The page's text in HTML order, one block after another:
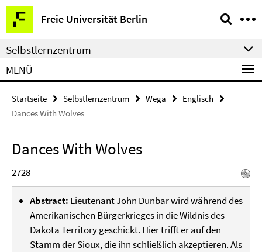
Springe
direkt
zu
Inhalt
Freie Universität Berlin
Service-
Navigation
Selbstlernzentrum
MENÜ
Startseite Selbstlernzentrum Wega
Englisch
Dances With Wolves
Dances With Wolves
2728
Abstract: Lieutenant John Dunbar wird während des
Amerikanischen Bürgerkrieges in die Wildnis des
Dakota Territory geschickt. Hier trifft er auf den
Stamm der Sioux, die ihn schließlich akzeptieren. Als